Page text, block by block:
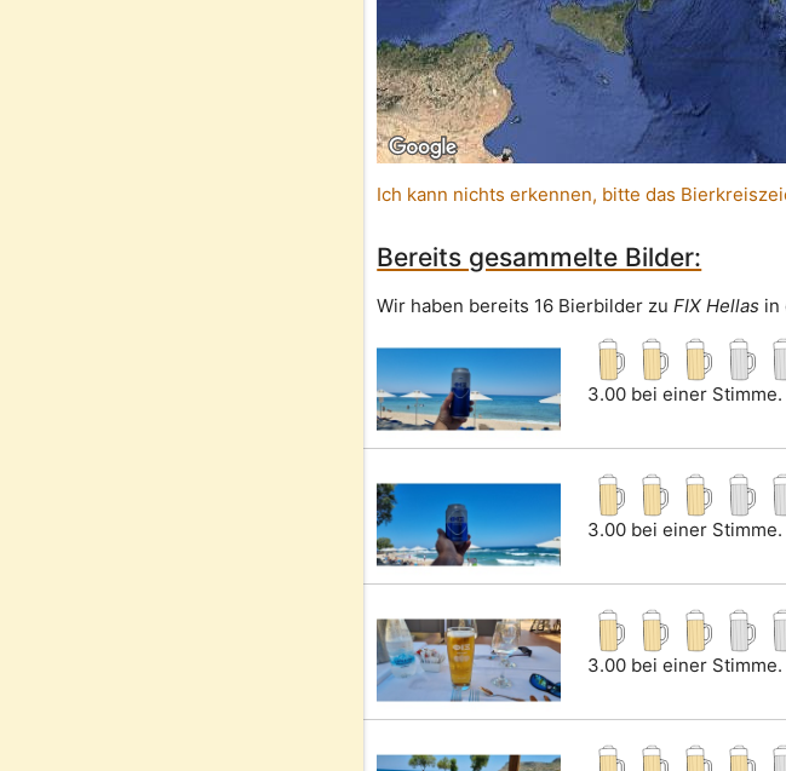
Ich kann nichts erkennen, bitte das
Bereits gesammelte Bilder:
Wir haben bereits 16 Bierbilder zuFIX Hellas in
3.00 bei einer Stimme.
3.00 bei einer Stimme.
3.00 bei einer Stimme.